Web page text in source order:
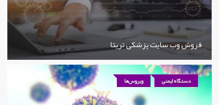
فروش وب سایت پزشکی تریتا
دستگاه ایمنی ویروس‌ها